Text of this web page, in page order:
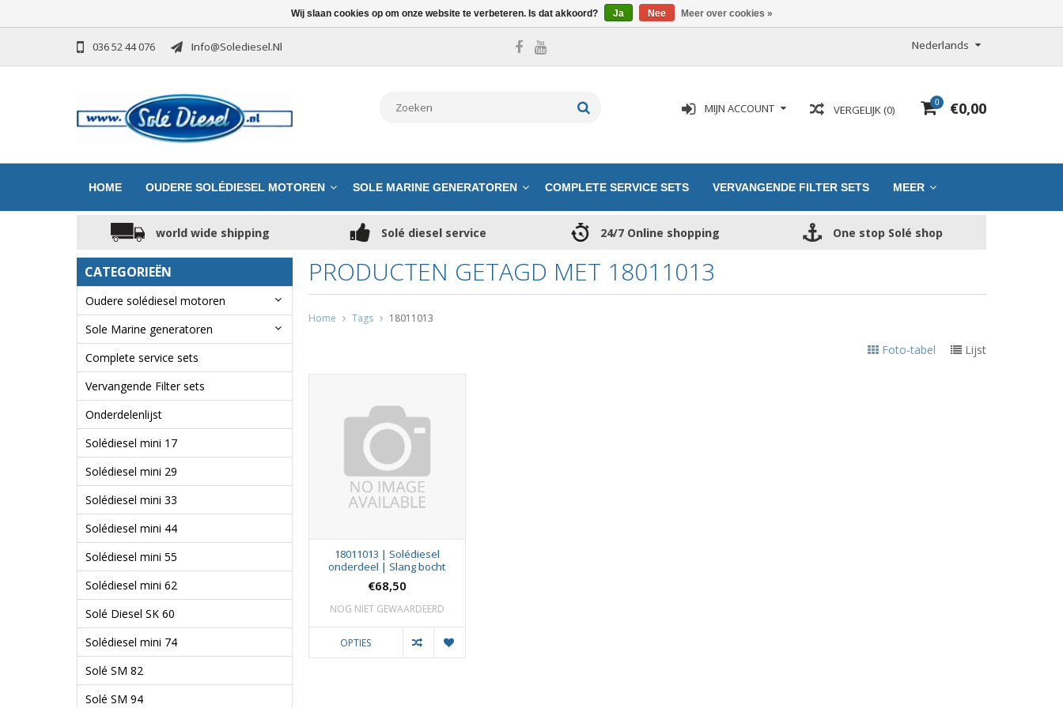
036 52 44 076 Info@solediesel.nl Nederlands
0 €0,00
VERGELIJK (0)
MIJN ACCOUNT
HOME OUDERE SOLÉDIESEL MOTOREN SOLE MARINE GENERATOREN COMPLETE SERVICE SETS VERVANGENDE FILTER SETS MEER
world wide shipping Solé diesel service 24/7 Online shopping One stop Solé shop
CATEGORIEËN
Oudere solédiesel motoren
Sole Marine generatoren
Complete service sets
Vervangende Filter sets
Onderdelenlijst
Solédiesel mini 17
Solédiesel mini 29
Solédiesel mini 33
Solédiesel mini 44
Solédiesel mini 55
Solédiesel mini 62
Solé Diesel SK 60
Solédiesel mini 74
Solé SM 82
Solé SM 94
PRODUCTEN GETAGD MET 18011013
Home Tags 18011013
Foto-tabel Lijst
18011013 | Solédiesel
onderdeel | Slang bocht
€68,50
NOG NIET GEWAARDEERD
OPTIES
Wij slaan cookies op om onze website te verbeteren. Is dat akkoord? Ja Nee Meer over cookies »